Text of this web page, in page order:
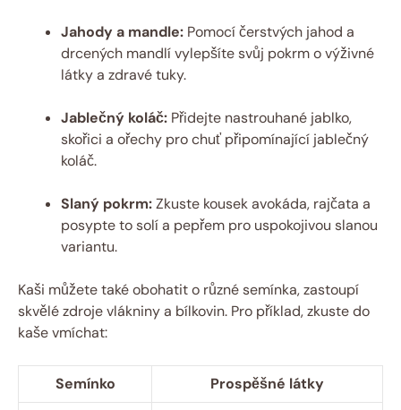
Jahody a mandle: Pomocí čerstvých jahod a
drcených mandlí vylepšíte svůj pokrm o výživné
látky a zdravé tuky.
Jablečný koláč: Přidejte nastrouhané jablko,
skořici a ořechy pro chuť připomínající jablečný
koláč.
Slaný pokrm:Zkuste kousek avokáda, rajčata a
posypte to solí a pepřem pro uspokojivou slanou
variantu.
Kaši můžete také obohatit o různé semínka, zastoupí
skvělé zdroje vlákniny a bílkovin. Pro příklad, zkuste do
kaše vmíchat:
Semínko Prospěšné látky